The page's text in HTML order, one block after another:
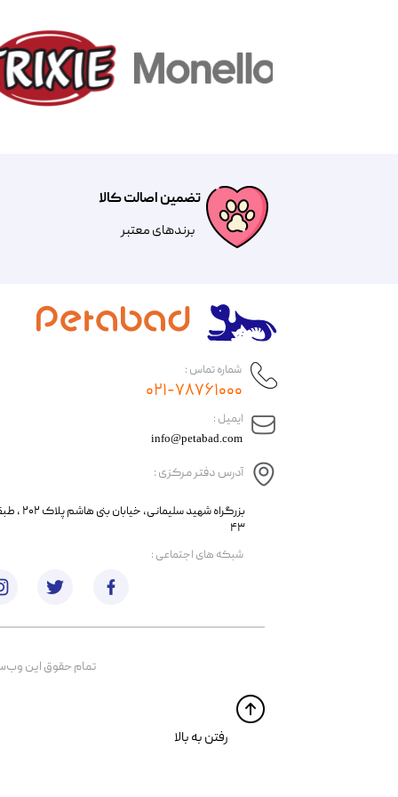
تضمین اصالت کالا
​​برندهای معتبر​​​​​​​
​ایمیل :
آدرس دفتر مرکزی :
info@petabad.com
​​بزرگراه شهید
۴۳
شماره تماس :
۰۲۱-۷۸۷۶۱۰۰۰
تمام حقوق اين
​​رفتن به بالا
​شبکه های اجتماعی :